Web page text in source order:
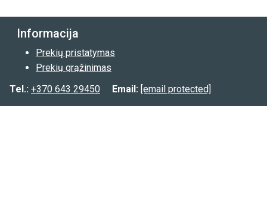
Informacija
Prekių pristatymas
Prekių grąžinimas
Privatumo politika
Kontaktai:
Tel.: +370 643 29450 Email: [email protected]